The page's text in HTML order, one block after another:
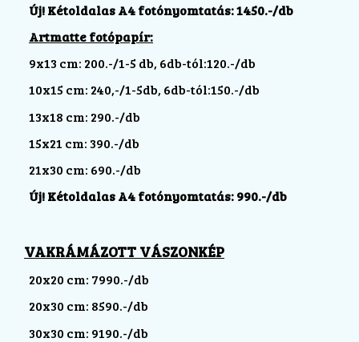
Új! Kétoldalas A4 fotónyomtatás: 1450.-/db
Artmatte fotópapír:
9x13 cm: 200.-/1-5 db, 6db-tól:120.-/db
10x15 cm: 240,-/1-5db, 6db-tól:150.-/db
13x18 cm: 290.-/db
15x21 cm: 390.-/db
21x30 cm: 690.-/db
Új! Kétoldalas A4 fotónyomtatás: 990.-/db
VAKRÁMÁZOTT VÁSZONKÉP
20x20 cm: 7990.-/db
20x30 cm: 8590.-/db
30x30 cm: 9190.-/db